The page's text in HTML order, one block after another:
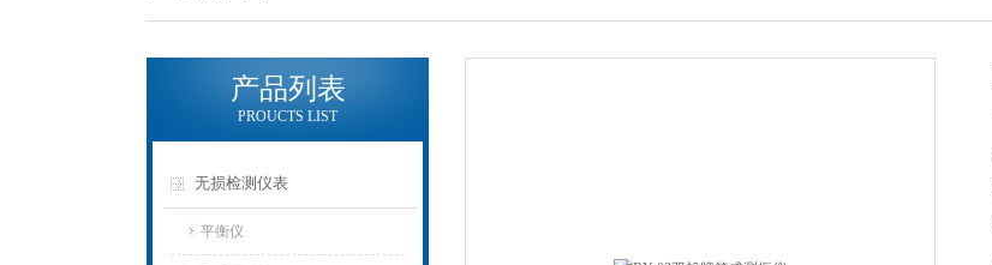
产品列表
PROUCTS LIST
无损检测仪表
平衡仪